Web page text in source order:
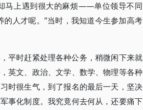
马上遇到很大的麻烦——单位领导不同
人才呢。”当时，我知道今生参加高考
平时赶紧处理各种公务，稍微闲下来就
英文、政治、文学、数学、物理等各种
时很生气，到了报名的最后一天，坚决
事化制度。我究竟何去何从，还要痛下